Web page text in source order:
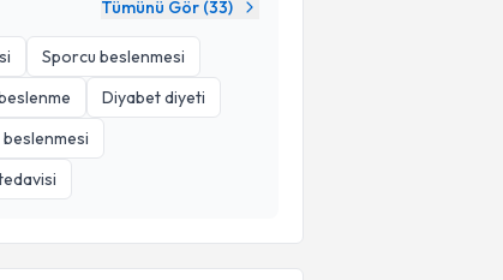
Tümünü Gör (33)
Sporcu beslenmesi
Diyabet diyeti